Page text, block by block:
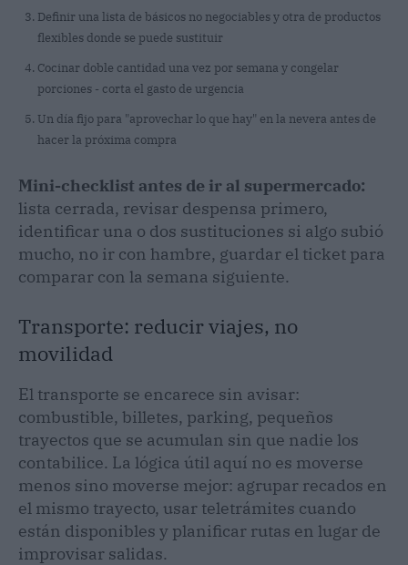
Definir una lista de básicos no negociables y otra de productos
flexibles donde se puede sustituir
Cocinar doble cantidad una vez por semana y congelar
porciones - corta el gasto de urgencia
Un día fijo para "aprovechar lo que hay" en la nevera antes de
hacer la próxima compra
Mini-checklist antes de ir al supermercado:
lista cerrada, revisar despensa primero,
identificar una o dos sustituciones si algo subió
mucho, no ir con hambre, guardar el ticket para
comparar con la semana siguiente.
Transporte: reducir viajes, no
movilidad
El transporte se encarece sin avisar:
combustible, billetes, parking, pequeños
trayectos que se acumulan sin que nadie los
contabilice. La lógica útil aquí no es moverse
menos sino moverse mejor: agrupar recados en
el mismo trayecto, usar teletrámites cuando
están disponibles y planificar rutas en lugar de
improvisar salidas.